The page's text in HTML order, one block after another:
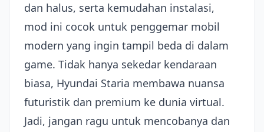
dan halus, serta kemudahan instalasi,
mod ini cocok untuk penggemar mobil
modern yang ingin tampil beda di dalam
game. Tidak hanya sekedar kendaraan
biasa, Hyundai Staria membawa nuansa
futuristik dan premium ke dunia virtual.
Jadi, jangan ragu untuk mencobanya dan